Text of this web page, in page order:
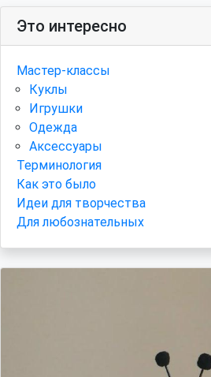
Это интересно
Мастер-классы
Куклы
Игрушки
Одежда
Аксессуары
Терминология
Как это было
Идеи для творчества
Для любознательных